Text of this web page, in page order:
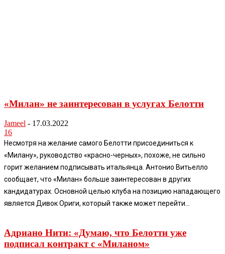
«Милан» не заинтересован в услугах Белотти
Jameel - 17.03.2022
16
Несмотря на желание самого Белотти присоединиться к
«Милану», руководство «красно-черных», похоже, не сильно
горит желанием подписывать итальянца. Антонио Витьелло
сообщает, что «Милан» больше заинтересован в других
кандидатурах. Основной целью клуба на позицию нападающего
является Дивок Ориги, который также может перейти...
Адриано Нити: «Думаю, что Белотти уже
подписал контракт с «Миланом»